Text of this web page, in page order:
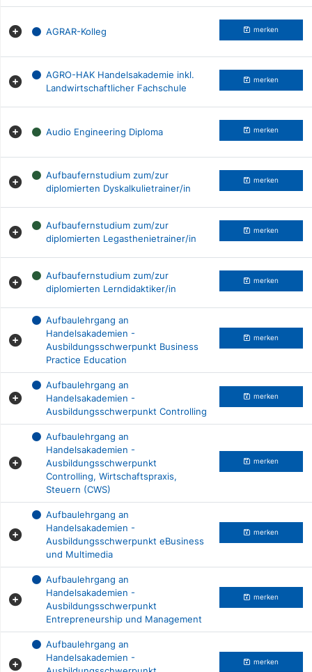
AGRAR-Kolleg merken
AGRO-HAK Handelsakademie inkl.
Landwirtschaftlicher Fachschule
merken
Audio Engineering Diploma merken
Aufbaufernstudium zum/zur
diplomierten Dyskalkulietrainer/in
merken
Aufbaufernstudium zum/zur
diplomierten Legasthenietrainer/in
merken
Aufbaufernstudium zum/zur
diplomierten Lerndidaktiker/in
merken
Aufbaulehrgang an
Handelsakademien -
Ausbildungsschwerpunkt Business
Practice Education
merken
Aufbaulehrgang an
Handelsakademien -
Ausbildungsschwerpunkt Controlling
merken
Aufbaulehrgang an
Handelsakademien -
Ausbildungsschwerpunkt
Controlling, Wirtschaftspraxis,
Steuern (CWS)
merken
Aufbaulehrgang an
Handelsakademien -
Ausbildungsschwerpunkt eBusiness
und Multimedia
merken
Aufbaulehrgang an
Handelsakademien -
Ausbildungsschwerpunkt
Entrepreneurship und Management
merken
Aufbaulehrgang an
Handelsakademien -
merken